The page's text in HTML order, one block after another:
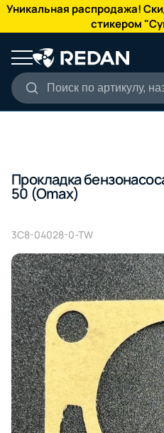
Уникальная распродажа!
стикером
Поиск по артикулу,
КАТАЛОГ
Прокладка
50 (Omax)
3C8-04028-0-TW